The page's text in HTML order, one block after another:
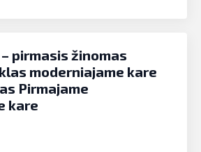
pirmasis žinomas
moderniajame kare
Pirmajame
kare